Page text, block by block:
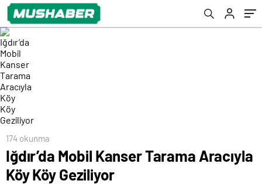
174 okunma
Iğdır’da Mobil Kanser Tarama Aracıyla
Köy Köy Geziliyor